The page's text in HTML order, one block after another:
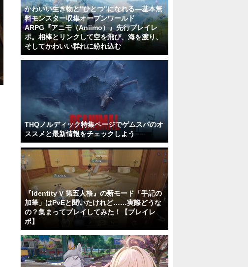
かわいい生き物と"ひとつ"になれる―基本無
料モンスター収集オープンワールド
ARPG『アニモ（Aniimo）』先行プレイレ
ポ。相棒とリンクして空を飛び、海を渡り、
そしてかわいい群れに紛れ込む
THQノルディック特集ページでゲムスパのオ
ススメと最新情報をチェックしよう
『Identity V 第五人格』の新モード「手記の
加筆」はPvEと聞いたけれど……実際どうな
の？集まってプレイしてみた！【プレイレ
ポ】